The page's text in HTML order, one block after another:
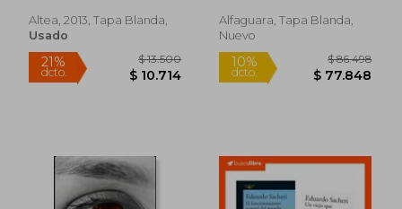
Rápido Rápido
Altea, 2013, Tapa Blanda,
Usado
Alfaguara, Tapa Blanda,
Nuevo